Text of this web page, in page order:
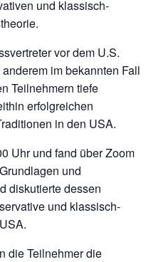
und klassisch-
vor dem U.S.
im bekannten Fall
Teilnehmern tiefe
erfolgreichen
in den USA.
Uhr und fand über Zoom
und
diskutierte dessen
und klassisch-
die Teilnehmer die